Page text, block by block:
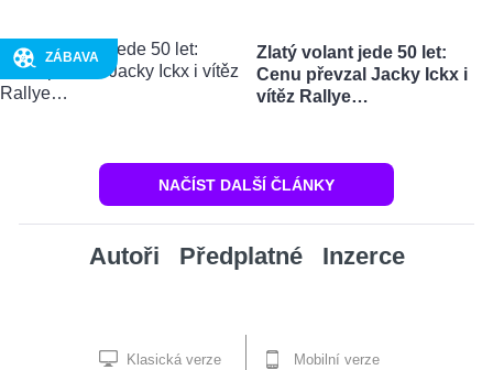
ZÁBAVA
Zlatý volant jede 50 let:
Cenu převzal Jacky Ickx i
vítěz Rallye…
NAČÍST DALŠÍ ČLÁNKY
Autoři Předplatné Inzerce
Klasická verze Mobilní verze